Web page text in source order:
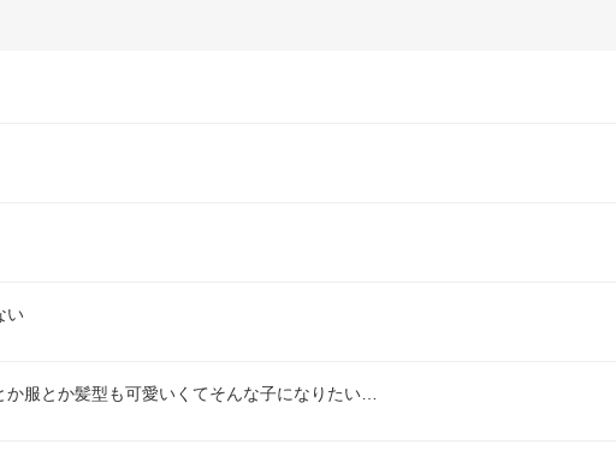
い
服とか髪型も可愛いくてそんな子になりたい…